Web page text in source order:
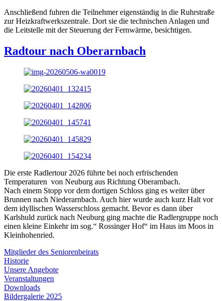
Anschließend fuhren die Teilnehmer eigenständig in die Ruhrstraße
zur Heizkraftwerkszentrale. Dort sie die technischen Anlagen und
die Leitstelle mit der Steuerung der Fernwärme, besichtigen.
Radtour nach Oberarnbach
Die erste Radlertour 2026 führte bei noch erfrischenden
Temperaturen von Neuburg aus Richtung Oberarnbach.
Nach einem Stopp vor dem dortigen Schloss ging es weiter über
Brunnen nach Niederarnbach. Auch hier wurde auch kurz Halt vor
dem idyllischen Wasserschloss gemacht. Bevor es dann über
Karlshuld zurück nach Neuburg ging machte die Radlergruppe noch
einen kleine Einkehr im sog.“ Rossinger Hof“ im Haus im Moos in
Kleinhohenried.
Mitglieder des Seniorenbeirats
Historie
Unsere Angebote
Veranstaltungen
Downloads
Bildergalerie 2025